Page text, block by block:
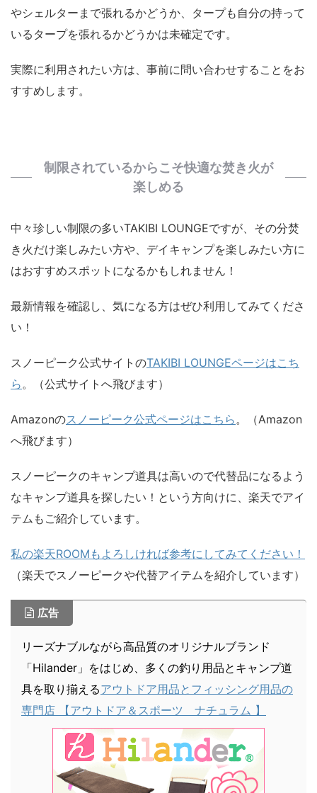
やシェルターまで張れるかどうか、タープも自分の持って
いるタープを張れるかどうかは未確定です。
実際に利用されたい方は、事前に問い合わせすることをお
すすめします。
制限されているからこそ快適な焚き火が
楽しめる
中々珍しい制限の多いTAKIBI LOUNGEですが、その分焚
き火だけ楽しみたい方や、デイキャンプを楽しみたい方に
はおすすめスポットになるかもしれません！
最新情報を確認し、気になる方はぜひ利用してみてくださ
い！
スノーピーク公式サイトのTAKIBI LOUNGEページはこち
ら。（公式サイトへ飛びます）
Amazonのスノーピーク公式ページはこちら。（Amazon
へ飛びます）
スノーピークのキャンプ道具は高いので代替品になるよう
なキャンプ道具を探したい！という方向けに、楽天でアイ
テムもご紹介しています。
私の楽天ROOMもよろしければ参考にしてみてください！
（楽天でスノーピークや代替アイテムを紹介しています）
広告
リーズナブルながら高品質のオリジナルブランド
「Hilander」をはじめ、多くの釣り用品とキャンプ道
具を取り揃えるアウトドア用品とフィッシング用品の
専門店 【アウトドア＆スポーツ ナチュラム 】